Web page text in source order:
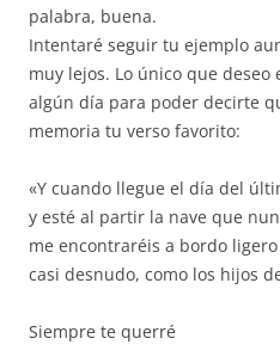
palabra, buena.
Intentaré seguir tu ejemplo
muy lejos. Lo único que deseo
algún día para poder decirte
memoria tu verso favorito:
«Y cuando llegue el día del
y esté al partir la nave que
me encontraréis a bordo
casi desnudo, como los hijos
Siempre te querré